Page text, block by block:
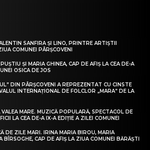
SANFIRA ȘI LINO, PRINTRE ARTIȘTII
COMUNEI PÂRȘCOVENI
ȘI MARIA GHINEA, CAP DE AFIȘ LA CEA DE-A
OSICA DE JOS
DIN PÂRȘCOVENI A REPREZENTAT CU CINSTE
INTERNAȚIONAL DE FOLCLOR „MARA” DE LA
MARE. MUZICĂ POPULARĂ, SPECTACOL DE
LA CEA DE-A IX-A EDIȚIE A ZILEI COMUNEI
DE ZILE MARI. IRINA MARIA BIROU, MARIA
BÎRSOGHE, CAP DE AFIȘ LA ZIUA COMUNEI BĂRĂȘTI